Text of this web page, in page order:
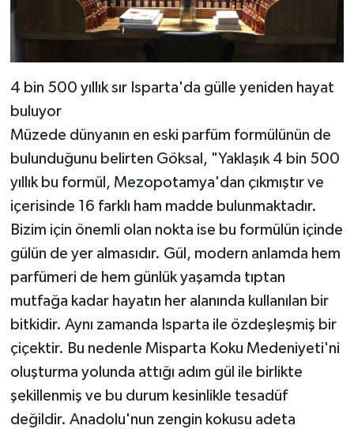
4 bin 500 yıllık sır Isparta'da gülle yeniden hayat
buluyor
Müzede dünyanın en eski parfüm formülünün de
bulunduğunu belirten Göksal, "Yaklaşık 4 bin 500
yıllık bu formül, Mezopotamya'dan çıkmıştır ve
içerisinde 16 farklı ham madde bulunmaktadır.
Bizim için önemli olan nokta ise bu formülün içinde
gülün de yer almasıdır. Gül, modern anlamda hem
parfümeri de hem günlük yaşamda tıptan
mutfağa kadar hayatın her alanında kullanılan bir
bitkidir. Aynı zamanda Isparta ile özdeşleşmiş bir
çiçektir. Bu nedenle Misparta Koku Medeniyeti'ni
oluşturma yolunda attığı adım gül ile birlikte
şekillenmiş ve bu durum kesinlikle tesadüf
değildir. Anadolu'nun zengin kokusu adeta